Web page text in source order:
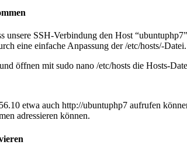
unsere SSH-Verbindung den Host
eine einfache Anpassung der/etc/hosts/-Datei.
öffnen mit sudo nano /etc/hosts die Hosts-
etwa auch http://ubuntuphp7 aufrufen
adressieren können.